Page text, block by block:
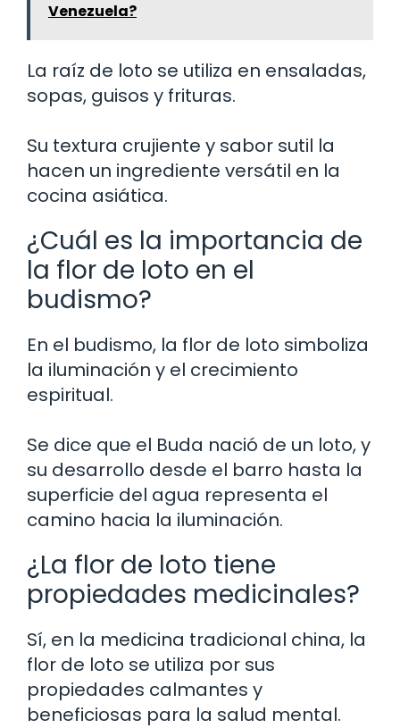
Venezuela?
La raíz de loto se utiliza en ensaladas,
sopas, guisos y frituras.
Su textura crujiente y sabor sutil la
hacen un ingrediente versátil en la
cocina asiática.
¿Cuál es la importancia de
la flor de loto en el
budismo?
En el budismo, la flor de loto simboliza
la iluminación y el crecimiento
espiritual.
Se dice que el Buda nació de un loto, y
su desarrollo desde el barro hasta la
superficie del agua representa el
camino hacia la iluminación.
¿La flor de loto tiene
propiedades medicinales?
Sí, en la medicina tradicional china, la
flor de loto se utiliza por sus
propiedades calmantes y
beneficiosas para la salud mental.